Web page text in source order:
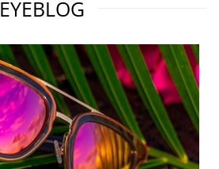
EYEBLOG